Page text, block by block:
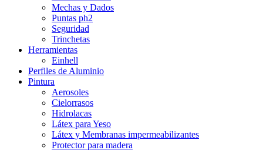
Mechas y Dados
Puntas ph2
Seguridad
Trinchetas
Herramientas
Einhell
Perfiles de Aluminio
Pintura
Aerosoles
Cielorrasos
Hidrolacas
Látex para Yeso
Látex y Membranas impermeabilizantes
Protector para madera